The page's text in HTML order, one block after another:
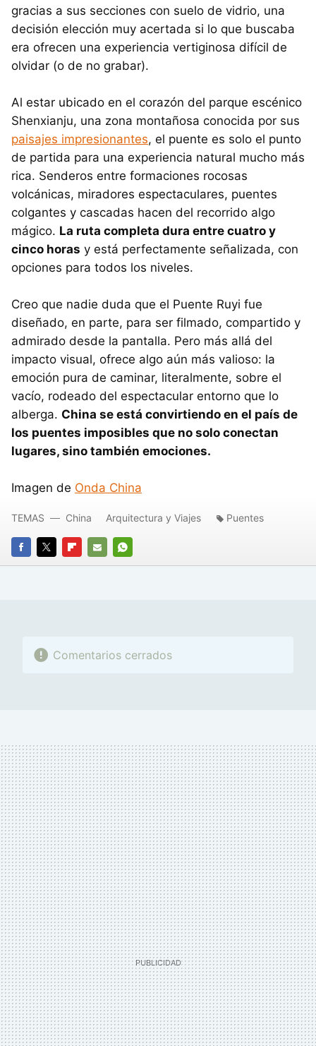
gracias a sus secciones con suelo de vidrio, una
decisión elección muy acertada si lo que buscaba
era ofrecen una experiencia vertiginosa difícil de
olvidar (o de no grabar).
Al estar ubicado en el corazón del parque escénico
Shenxianju, una zona montañosa conocida por sus
paisajes impresionantes, el puente es solo el punto
de partida para una experiencia natural mucho más
rica. Senderos entre formaciones rocosas
volcánicas, miradores espectaculares, puentes
colgantes y cascadas hacen del recorrido algo
mágico. La ruta completa dura entre cuatro y
cinco horas y está perfectamente señalizada, con
opciones para todos los niveles.
Creo que nadie duda que el Puente Ruyi fue
diseñado, en parte, para ser filmado, compartido y
admirado desde la pantalla. Pero más allá del
impacto visual, ofrece algo aún más valioso: la
emoción pura de caminar, literalmente, sobre el
vacío, rodeado del espectacular entorno que lo
alberga. China se está convirtiendo en el país de
los puentes imposibles que no solo conectan
lugares, sino también emociones.
Imagen de Onda China
FACEBOOK
TWITTERFLIPBOARD
E-
WHATSAPP
TEMAS China Arquitectura y Viajes Puentes
Comentarios cerrados